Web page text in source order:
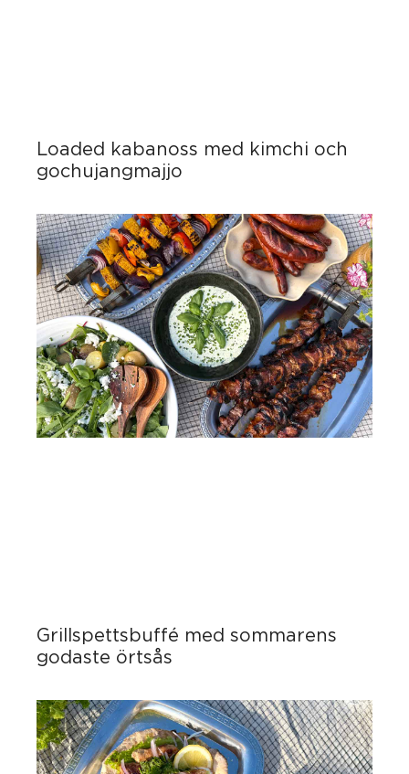
Loaded kabanoss med kimchi och
gochujangmajjo
Grillspettsbuffé med sommarens
godaste örtsås